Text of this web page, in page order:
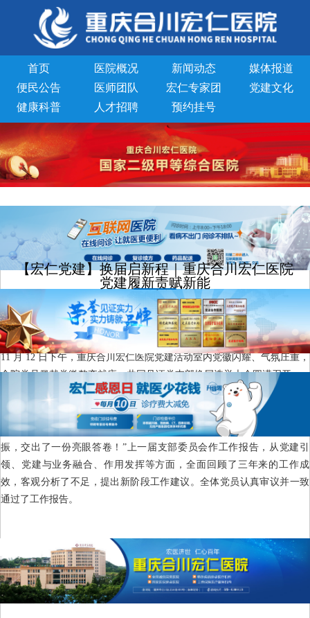
首页 医院概况 新闻动态
媒体报道
便民公告
医师团队 宏仁专家团
党建文化
健康科普
人才招聘 预约挂号
【宏仁党建】换届启新程｜重庆合川宏仁医院
党建履新责赋新能
文章来源：重庆宏仁医院发表时间：2025-11-13浏览次数:
11 月 12 日下午，重庆合川宏仁医院党建活动室内党徽闪耀、气氛庄重，
全院党员佩戴党徽整齐就座，共同见证党支部换届选举大会圆满召开。
“过去三年，我们深耕红色‘12345’工作体系，让党建与医疗服务同频共
振，交出了一份亮眼答卷！”上一届支部委员会作工作报告，从党建引
领、党建与业务融合、作用发挥等方面，全面回顾了三年来的工作成
效，客观分析了不足，提出新阶段工作建议。全体党员认真审议并一致
通过了工作报告。
大会以无记名投票、差额选举方式，成功选举产生新一届支部委员会。
新一届支委会第一次会议，选举胡冶凌为书记、方恒建为副书记，为医
院新质发展筑牢 “红色堡垒”。